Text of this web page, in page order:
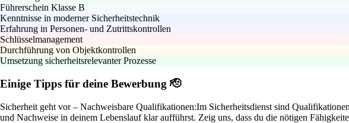
Führerschein Klasse B
Kenntnisse in moderner Sicherheitstechnik
Erfahrung in Personen- und Zutrittskontrollen
Schlüsselmanagement
Durchführung von Objektkontrollen
Umsetzung sicherheitsrelevanter Prozesse
Einige Tipps für deine Bewerbung 🫡
Sicherheit geht vor – Nachweisbare Qualifikationen:Im Sicherheitsdienst sind
und Nachweise in deinem Lebenslauf klar aufführst. Zeig uns, dass du die nötigen